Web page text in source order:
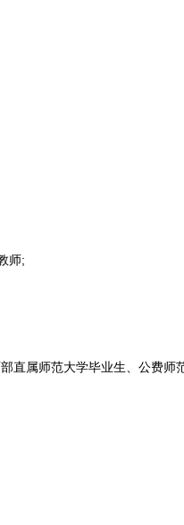
师;
属师范大学毕业生、公费师